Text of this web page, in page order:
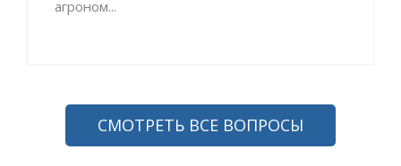
агроном...
СМОТРЕТЬ ВСЕ ВОПРОСЫ